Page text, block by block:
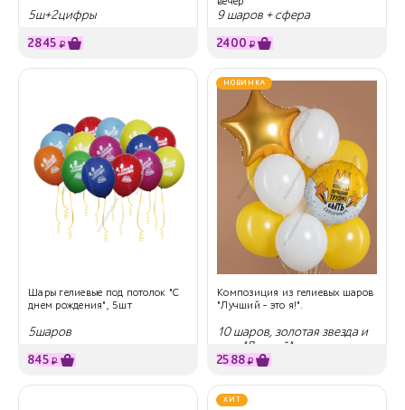
5ш+2цифры
2845 ₽
9 шаров + сфера
2400 ₽
Шары гелиевые под потолок "С
днем рождения", 5шт
5шаров
845 ₽
НОВИНКА
Композиция из гелиевых шаров
"Лучший – это я!".
10 шаров, золотая звезда и
круг "Лучший"
2588₽
ХИТ